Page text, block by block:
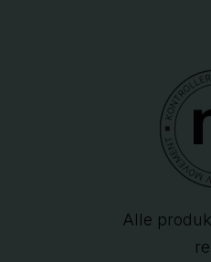
Alle